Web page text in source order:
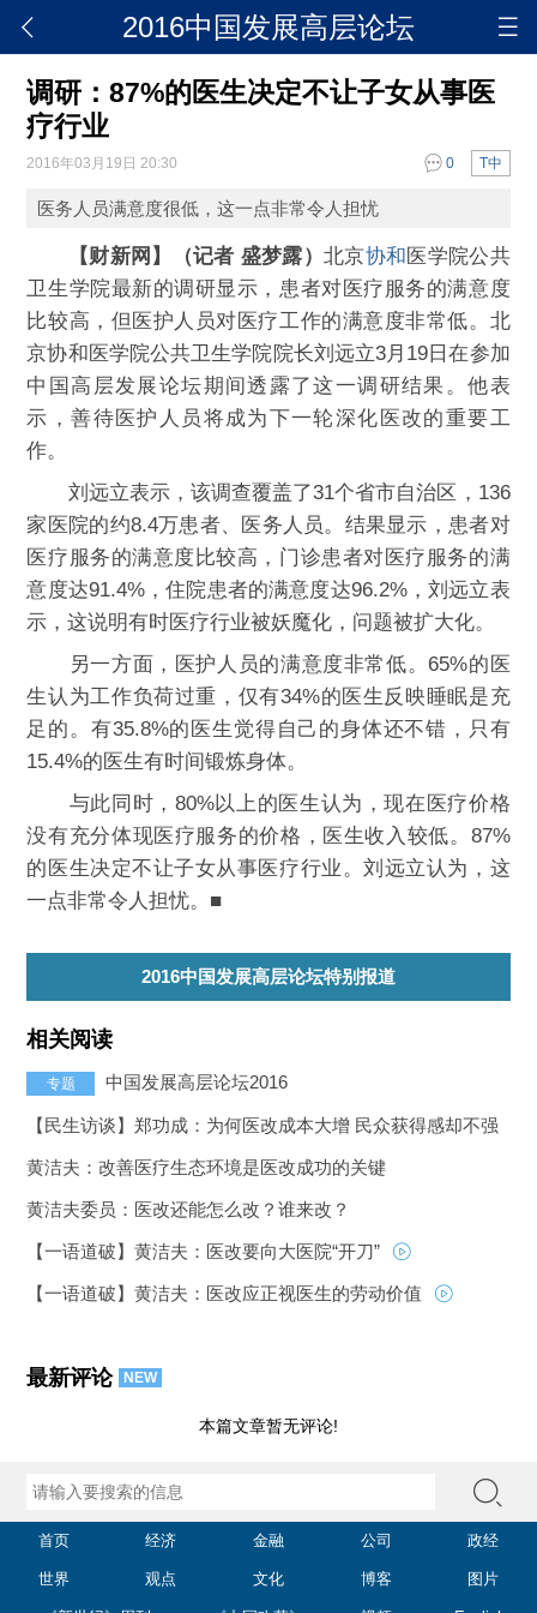
2016中国发展高层论坛
调研：87%的医生决定不让子女从事医
疗行业
2016年03月19日 20:30 T中
0
医务人员满意度很低，这一点非常令人担忧
【财新网】（记者 盛梦露）北京协和医学院公共
卫生学院最新的调研显示，患者对医疗服务的满意度
比较高，但医护人员对医疗工作的满意度非常低。北
京协和医学院公共卫生学院院长刘远立3月19日在参加
中国高层发展论坛期间透露了这一调研结果。他表
示，善待医护人员将成为下一轮深化医改的重要工
作。
刘远立表示，该调查覆盖了31个省市自治区，136
家医院的约8.4万患者、医务人员。结果显示，患者对
医疗服务的满意度比较高，门诊患者对医疗服务的满
意度达91.4%，住院患者的满意度达96.2%，刘远立表
示，这说明有时医疗行业被妖魔化，问题被扩大化。
另一方面，医护人员的满意度非常低。65%的医
生认为工作负荷过重，仅有34%的医生反映睡眠是充
足的。有35.8%的医生觉得自己的身体还不错，只有
15.4%的医生有时间锻炼身体。
与此同时，80%以上的医生认为，现在医疗价格
没有充分体现医疗服务的价格，医生收入较低。87%
的医生决定不让子女从事医疗行业。刘远立认为，这
一点非常令人担忧。■
2016中国发展高层论坛特别报道
相关阅读
专题 中国发展高层论坛2016
【民生访谈】郑功成：为何医改成本大增 民众获得感却不强
黄洁夫：改善医疗生态环境是医改成功的关键
黄洁夫委员：医改还能怎么改？谁来改？
【一语道破】黄洁夫：医改要向大医院“开刀”
【一语道破】黄洁夫：医改应正视医生的劳动价值
最新评论 NEW
本篇文章暂无评论!
首页 经济 金融 公司 政经
世界 观点 文化 博客 图片